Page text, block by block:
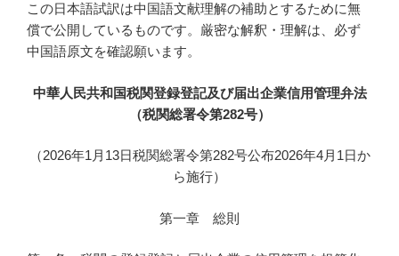
この日本語試訳は中国語文献理解の補助とするために無
償で公開しているものです。厳密な解釈・理解は、必ず
中国語原文を確認願います。
中華人民共和国税関登録登記及び届出企業信用管理弁法
（税関総署令第282号）
（2026年1月13日税関総署令第282号公布2026年4月1日か
ら施行）
第一章 総則